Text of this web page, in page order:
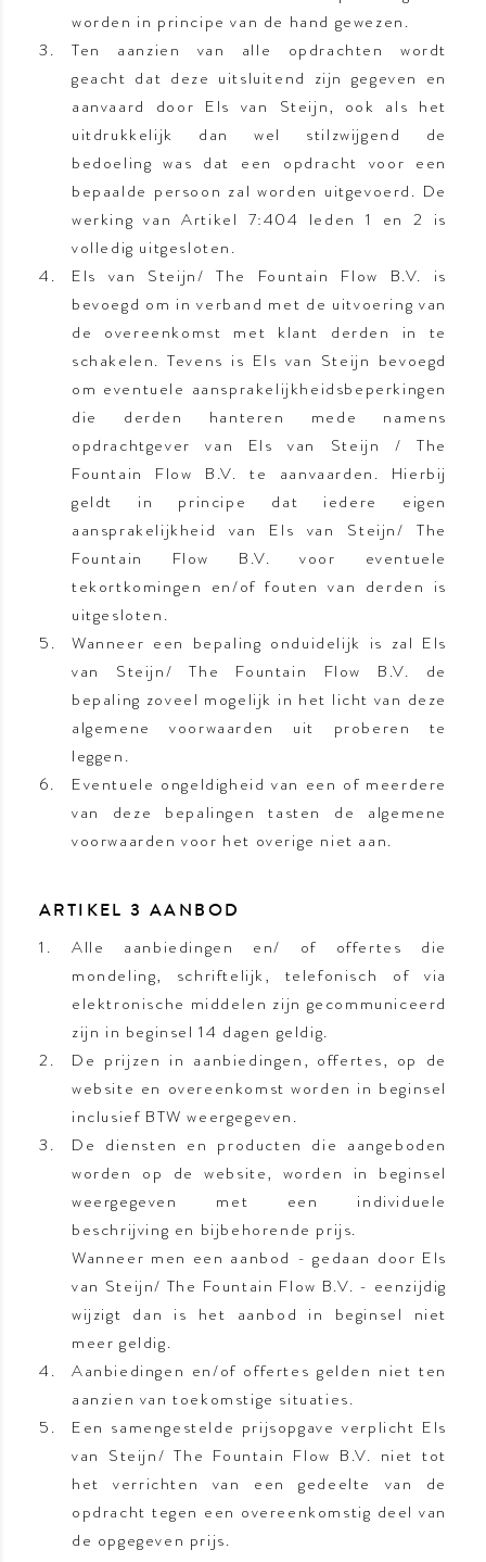
worden in principe van de hand gewezen.
Ten aanzien van alle opdrachten wordt
geacht dat deze uitsluitend zijn gegeven en
aanvaard door Els van Steijn, ook als het
uitdrukkelijk dan wel stilzwijgend de
bedoeling was dat een opdracht voor een
bepaalde persoon zal worden uitgevoerd. De
werking van Artikel 7:404 leden 1 en 2 is
volledig uitgesloten.
Els van Steijn/ The Fountain Flow B.V. is
bevoegd om in verband met de uitvoering van
de overeenkomst met klant derden in te
schakelen. Tevens is Els van Steijn bevoegd
om eventuele aansprakelijkheidsbeperkingen
die derden hanteren mede namens
opdrachtgever van Els van Steijn / The
Fountain Flow B.V. te aanvaarden. Hierbij
geldt in principe dat iedere eigen
aansprakelijkheid van Els van Steijn/ The
Fountain Flow B.V. voor eventuele
tekortkomingen en/of fouten van derden is
uitgesloten.
Wanneer een bepaling onduidelijk is zal Els
van Steijn/ The Fountain Flow B.V. de
bepaling zoveel mogelijk in het licht van deze
algemene voorwaarden uit proberen te
leggen.
Eventuele ongeldigheid van een of meerdere
van deze bepalingen tasten de algemene
voorwaarden voor het overige niet aan.
ARTIKEL 3 AANBOD
Alle aanbiedingen en/ of offertes die
mondeling, schriftelijk, telefonisch of via
elektronische middelen zijn gecommuniceerd
zijn in beginsel 14 dagen geldig.
De prijzen in aanbiedingen, offertes, op de
website en overeenkomst worden in beginsel
inclusief BTW weergegeven.
De diensten en producten die aangeboden
worden op de website, worden in beginsel
weergegeven met een individuele
beschrijving en bijbehorende prijs.
Wanneer men een aanbod - gedaan door Els
van Steijn/ The Fountain Flow B.V. - eenzijdig
wijzigt dan is het aanbod in beginsel niet
meer geldig.
Aanbiedingen en/of offertes gelden niet ten
aanzien van toekomstige situaties.
Een samengestelde prijsopgave verplicht Els
van Steijn/ The Fountain Flow B.V. niet tot
het verrichten van een gedeelte van de
opdracht tegen een overeenkomstig deel van
de opgegeven prijs.